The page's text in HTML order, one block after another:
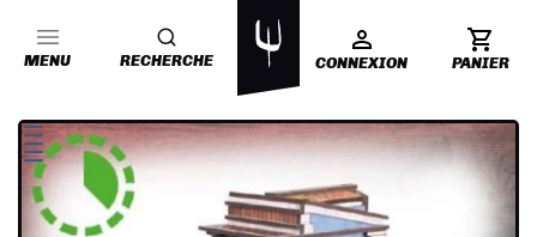
MENU RECHERCHE CONNEXION PANIER